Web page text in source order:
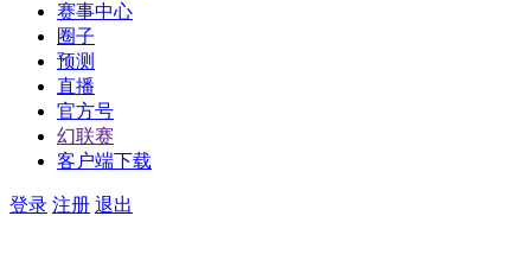
赛事中心
圈子
预测
直播
官方号
幻联赛
客户端下载
登录 注册 退出